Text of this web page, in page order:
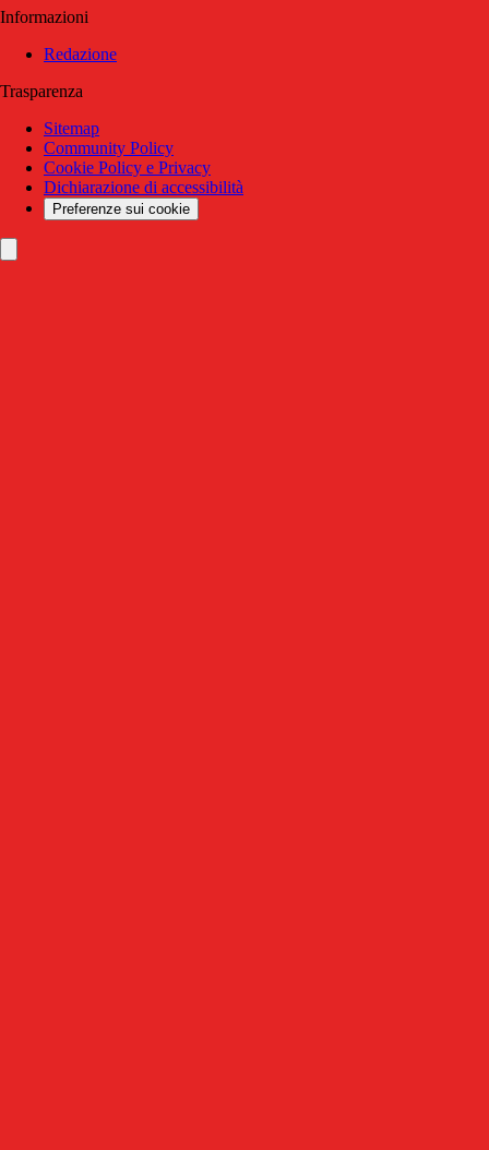
Informazioni
Redazione
Trasparenza
Sitemap
Community Policy
Cookie Policy e Privacy
Dichiarazione di accessibilità
Preferenze sui cookie